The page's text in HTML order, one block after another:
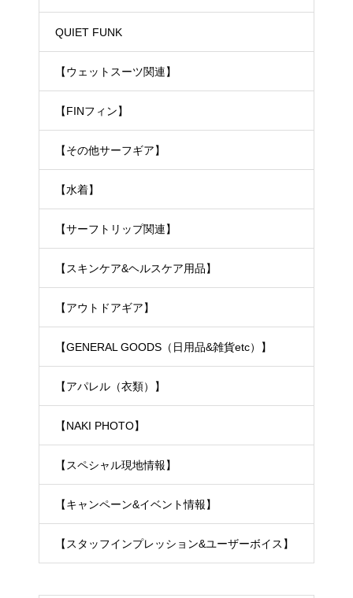
ェットスーツ）
QUIET FUNK
【ウェットスーツ関連】
【FINフィン】
【その他サーフギア】
【水着】
【サーフトリップ関連】
【スキンケア&ヘルスケア用品】
【アウトドアギア】
【GENERAL GOODS（日用品&雑貨etc）】
【アパレル（衣類）】
【NAKI PHOTO】
【スペシャル現地情報】
【キャンペーン&イベント情報】
【スタッフインプレッション&ユーザーボイス】